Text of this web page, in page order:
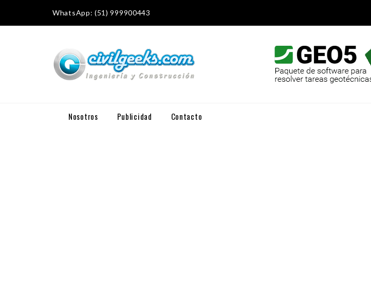
WhatsApp: (51) 999900443
Nosotros Publicidad Contacto